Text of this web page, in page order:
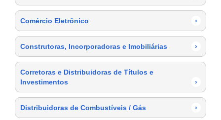
Comércio Eletrônico ›
Construtoras, Incorporadoras e Imobiliárias ›
Corretoras e Distribuidoras de Títulos e
Investimentos
›
Distribuidoras de Combustíveis / Gás ›